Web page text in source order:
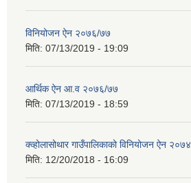
विनियोजन ऐन २०७६/७७
मिति: 07/13/2019 - 19:09
आर्थिक ऐन आ.व २०७६/७७
मिति: 07/13/2019 - 18:59
क्व्होलासोथार गाउँपालिकाको विनियोजन ऐन २०७४
मिति: 12/20/2018 - 16:09